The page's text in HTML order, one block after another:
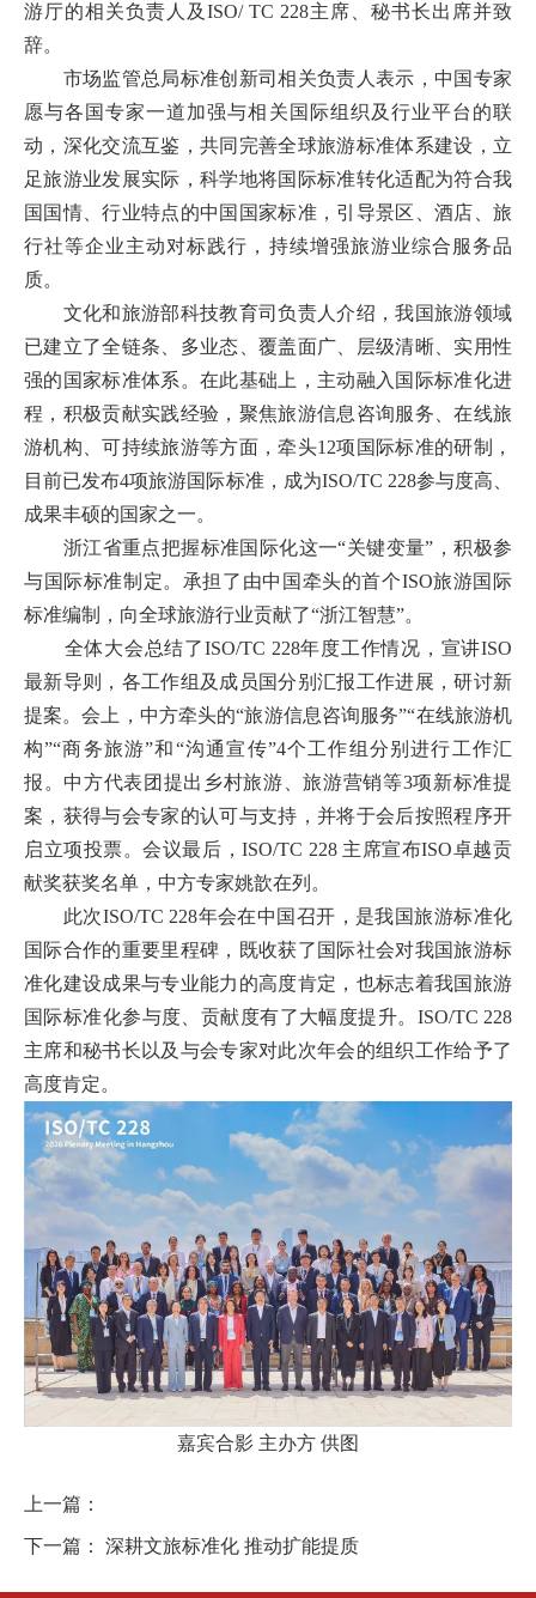
游厅的相关负责人及ISO/ TC 228主席、秘书长出席并致
辞。
市场监管总局标准创新司相关负责人表示，中国专家
愿与各国专家一道加强与相关国际组织及行业平台的联
动，深化交流互鉴，共同完善全球旅游标准体系建设，立
足旅游业发展实际，科学地将国际标准转化适配为符合我
国国情、行业特点的中国国家标准，引导景区、酒店、旅
行社等企业主动对标践行，持续增强旅游业综合服务品
质。
文化和旅游部科技教育司负责人介绍，我国旅游领域
已建立了全链条、多业态、覆盖面广、层级清晰、实用性
强的国家标准体系。在此基础上，主动融入国际标准化进
程，积极贡献实践经验，聚焦旅游信息咨询服务、在线旅
游机构、可持续旅游等方面，牵头12项国际标准的研制，
目前已发布4项旅游国际标准，成为ISO/TC 228参与度高、
成果丰硕的国家之一。
浙江省重点把握标准国际化这一“关键变量”，积极参
与国际标准制定。承担了由中国牵头的首个ISO旅游国际
标准编制，向全球旅游行业贡献了“浙江智慧”。
全体大会总结了ISO/TC 228年度工作情况，宣讲ISO
最新导则，各工作组及成员国分别汇报工作进展，研讨新
提案。会上，中方牵头的“旅游信息咨询服务”“在线旅游机
构”“商务旅游”和“沟通宣传”4个工作组分别进行工作汇
报。中方代表团提出乡村旅游、旅游营销等3项新标准提
案，获得与会专家的认可与支持，并将于会后按照程序开
启立项投票。会议最后，ISO/TC 228 主席宣布ISO卓越贡
献奖获奖名单，中方专家姚歆在列。
此次ISO/TC 228年会在中国召开，是我国旅游标准化
国际合作的重要里程碑，既收获了国际社会对我国旅游标
准化建设成果与专业能力的高度肯定，也标志着我国旅游
国际标准化参与度、贡献度有了大幅度提升。ISO/TC 228
主席和秘书长以及与会专家对此次年会的组织工作给予了
高度肯定。
嘉宾合影 主办方 供图
上一篇：
下一篇： 深耕文旅标准化 推动扩能提质